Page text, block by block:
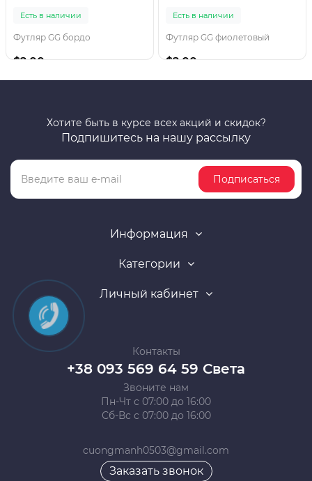
Есть в наличии
Футляр GG бордо
$2.00
Есть в наличии
Футляр GG фиолетовый
$2.00
Хотите быть в курсе всех акций и скидок?
Подпишитесь на нашу рассылку
Подписаться
Информация
Категории
Личный кабинет
Контакты
+38 093 569 64 59 Света
Звоните нам
Пн-Чт с 07:00 до 16:00
Сб-Вс с 07:00 до 16:00
cuongmanh0503@gmail.com
Заказать звонок